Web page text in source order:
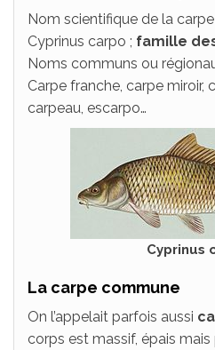
Nom scientifique de la carpe
Cyprinus carpo ; famille
Noms communs ou
Carpe franche, carpe miroir,
carpeau, escarpo…
Cyprinus
La carpe commune
On l’appelait parfois aussi
corps est massif, épais